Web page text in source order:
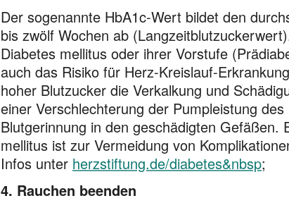
Der sogenannte HbA1c-Wert bildet den
bis zwölf Wochen ab
Diabetes mellitus oder ihrer Vorstufe
auch das Risiko für Herz-Kreislauf-
hoher Blutzucker die Verkalkung und
einer Verschlechterung der Pumpleistung
Blutgerinnung in den geschädigten
mellitus ist zur Vermeidung von
Infos unter herzstiftung.de/diabetes&nbsp;
4. Rauchen beenden